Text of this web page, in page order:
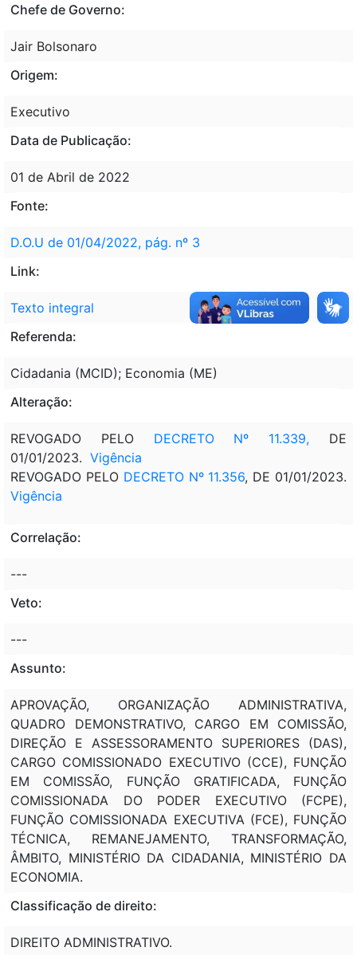
Chefe de Governo:
Jair Bolsonaro
Origem:
Executivo
Data de Publicação:
01 de Abril de 2022
Fonte:
D.O.U de 01/04/2022, pág. nº 3
Link:
Texto integral
Referenda:
Cidadania (MCID); Economia (ME)
Alteração:
REVOGADO PELO DECRETO Nº 11.339, DE
01/01/2023. Vigência
REVOGADO PELO DECRETO Nº 11.356, DE 01/01/2023.
Vigência
Correlação:
---
Veto:
---
Assunto:
APROVAÇÃO, ORGANIZAÇÃO ADMINISTRATIVA,
QUADRO DEMONSTRATIVO, CARGO EM COMISSÃO,
DIREÇÃO E ASSESSORAMENTO SUPERIORES (DAS),
CARGO COMISSIONADO EXECUTIVO (CCE), FUNÇÃO
EM COMISSÃO, FUNÇÃO GRATIFICADA, FUNÇÃO
COMISSIONADA DO PODER EXECUTIVO (FCPE),
FUNÇÃO COMISSIONADA EXECUTIVA (FCE), FUNÇÃO
TÉCNICA, REMANEJAMENTO, TRANSFORMAÇÃO,
ÂMBITO, MINISTÉRIO DA CIDADANIA, MINISTÉRIO DA
ECONOMIA.
Classificação de direito:
DIREITO ADMINISTRATIVO.